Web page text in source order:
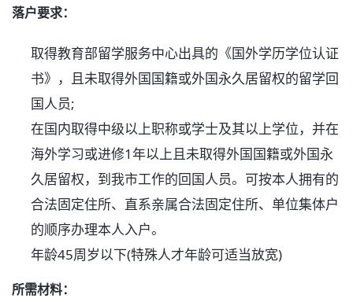
落户要求：
取得教育部留学服务中心出具的《国外学历学位认证
书》，且未取得外国国籍或外国永久居留权的留学回
国人员;
在国内取得中级以上职称或学士及其以上学位，并在
海外学习或进修1年以上且未取得外国国籍或外国永
久居留权，到我市工作的回国人员。可按本人拥有的
合法固定住所、直系亲属合法固定住所、单位集体户
的顺序办理本人入户。
年龄45周岁以下(特殊人才年龄可适当放宽)
所需材料：